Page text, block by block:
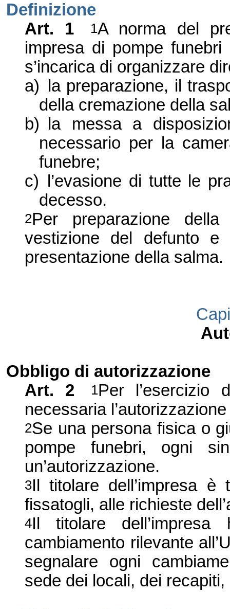
Definizione
Art. 1
1A norma del
impresa di pompe
s’incarica di organizzare
a)
la preparazione, il
della cremazione della
b)
la messa a
necessario per la
funebre;
c)
’evasione di tutte le
decesso.
2Per preparazione
vestizione del defunto
presentazione della salma.
Obbligo di autorizzazione
Art. 2
1Per l ’esercizio
necessaria l ’
2Se una persona fisica o
pompe funebri, ogni
un’autorizzazione.
3Il titolare dell’impresa
fissatogli, alle richieste
4Il titolare
cambiamento rilevante
segnalare ogni
sede dei locali, dei recapiti,